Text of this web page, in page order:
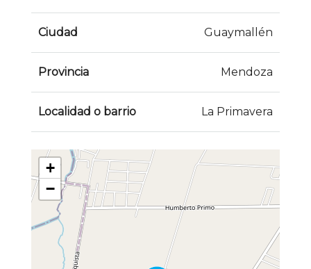
Ciudad Guaymallén
Provincia Mendoza
Localidad o barrio La Primavera
+
−